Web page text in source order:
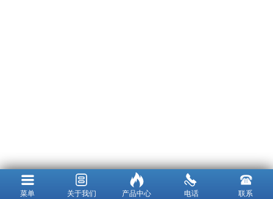
菜单 关于我们 产品中心 电话 联系